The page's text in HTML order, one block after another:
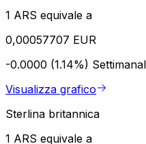
1 ARS equivale a
0,00057707 EUR
-0.0000 (1.14%)
Visualizza grafico
Sterlina britannica
1 ARS equivale a